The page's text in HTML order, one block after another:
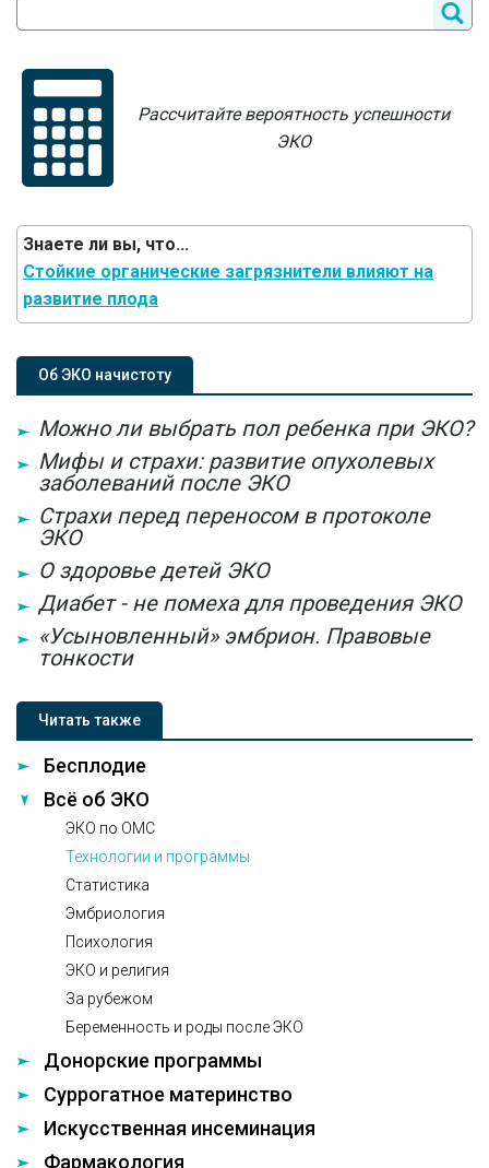
Рассчитайте вероятность успешности
ЭКО
Знаете ли вы, что...
Стойкие органические загрязнители влияют на
развитие плода
Об ЭКО начистоту
Можно ли выбрать пол ребенка при ЭКО?
Мифы и страхи: развитие опухолевых
заболеваний после ЭКО
Страхи перед переносом в протоколе
ЭКО
О здоровье детей ЭКО
Диабет - не помеха для проведения ЭКО
«Усыновленный» эмбрион. Правовые
тонкости
Читать также
Бесплодие
Всё об ЭКО
ЭКО по ОМС
Технологии и программы
Статистика
Эмбриология
Психология
ЭКО и религия
За рубежом
Беременность и роды после ЭКО
Донорские программы
Суррогатное материнство
Искусственная инсеминация
Фармакология